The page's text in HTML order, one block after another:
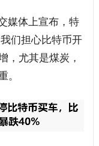
媒体上宣布，特
们担心比特币开
，尤其是煤炭，